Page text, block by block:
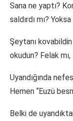
Sana ne yaptı?
saldırdı mı?
Şeytanı
okudun? Felak
Uyandığında
Hemen “Euzü
Belki de